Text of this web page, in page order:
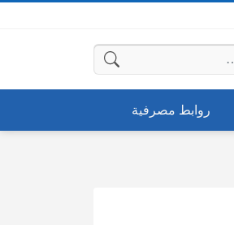
روابط مصرفية